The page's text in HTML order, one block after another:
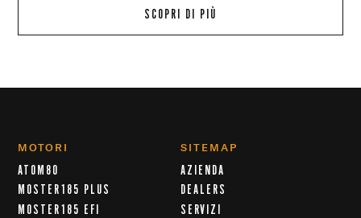
SCOPRI DI PIÙ
MOTORI
ATOM80
MOSTER185 PLUS
MOSTER185 EFI
SITEMAP
AZIENDA
DEALERS
SERVIZI